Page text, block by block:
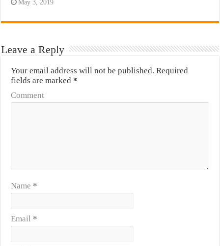
May 3, 2019
Leave a Reply
Your email address will not be published. Required
fields are marked*
Comment
Name *
Email *